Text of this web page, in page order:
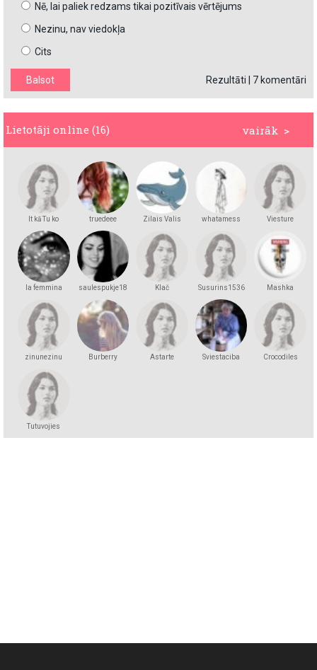
Nē, lai paliek redzams tikai pozitīvais vērtējums
Nezinu, nav viedokļa
Cits
Rezultāti 7 komentāri
vairāk >
Lietotāji online (16)
It kā Tu ko
truedeee Zilais Valis whatamess Viesture
la femmina saulespukje18 Klač Susurins1536
Mashka
zinunezinu Burberry Astarte Sviestaciba Crocodiles
Tutuvojies